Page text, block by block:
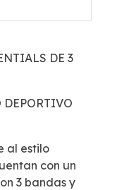
DE 3
DEPORTIVO
al estilo
con un
3 bandas y